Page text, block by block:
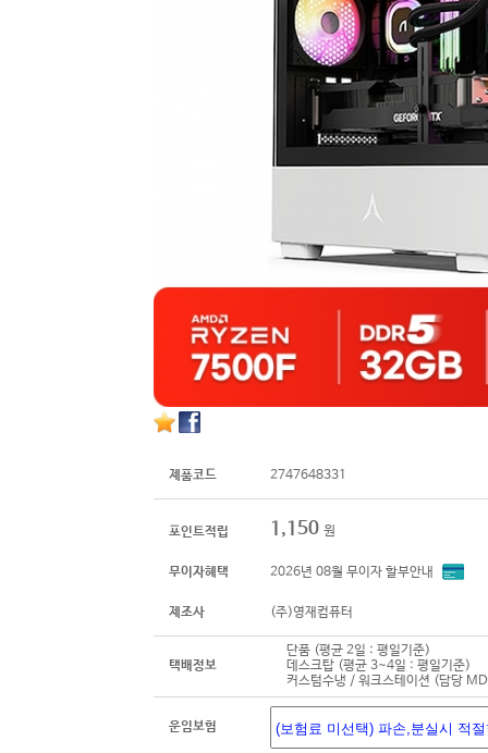
제품코드 2747648331
포인트적립 1,150 원
무이자혜택 2026년 08월 무이자 할부안내
제조사 (주)영재컴퓨터
택배정보
단품 (평균 2일 : 평일기준)
데스크탑 (평균 3~4일 : 평일기준)
커스텀수냉 / 워크스테이션 (담당
운임보험